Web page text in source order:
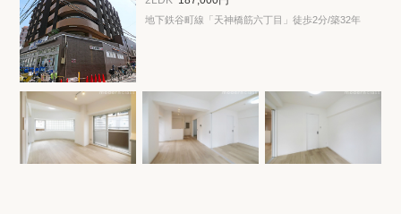
地下鉄谷町線「天神橋筋六丁目」徒歩2分/築32年